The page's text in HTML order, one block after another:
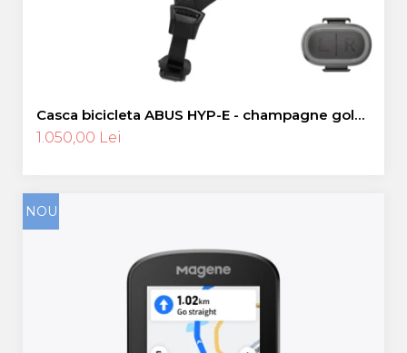
Casca bicicleta ABUS HYP-E - champagne gold
- M (54-58 cm)
1.050,00 Lei
NOU